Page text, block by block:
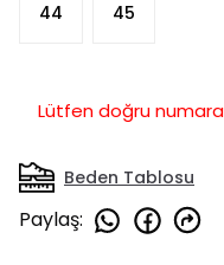
44 45
Lütfen doğru
Beden Tablosu
Paylaş: